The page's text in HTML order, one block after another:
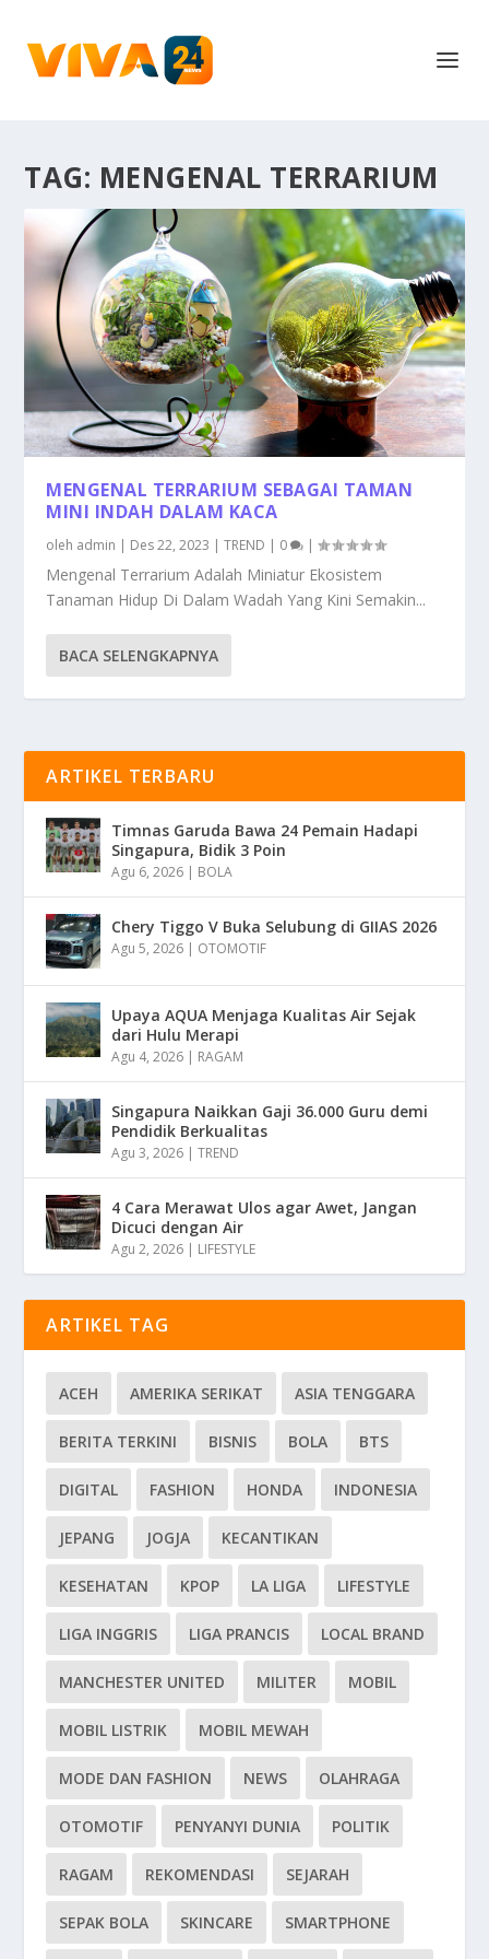
TAG: MENGENAL TERRARIUM
MENGENAL TERRARIUM SEBAGAI TAMAN
MINI INDAH DALAM KACA
oleh admin | Des 22, 2023 |TREND | 0 |
Mengenal Terrarium Adalah Miniatur Ekosistem
Tanaman Hidup Di Dalam Wadah Yang Kini Semakin...
BACA SELENGKAPNYA
ARTIKEL TERBARU
Timnas Garuda Bawa 24 Pemain Hadapi
Singapura, Bidik 3 Poin
Agu 6, 2026 | BOLA
Chery Tiggo V Buka Selubung di GIIAS 2026
Agu 5, 2026 | OTOMOTIF
Upaya AQUA Menjaga Kualitas Air Sejak
dari Hulu Merapi
Agu 4, 2026 | RAGAM
Singapura Naikkan Gaji 36.000 Guru demi
Pendidik Berkualitas
Agu 3, 2026 |TREND
4 Cara Merawat Ulos agar Awet, Jangan
Dicuci dengan Air
Agu 2, 2026 | LIFESTYLE
ARTIKEL TAG
ACEH AMERIKA SERIKAT ASIA TENGGARA
BERITA TERKINI BISNIS BOLA BTS
DIGITAL FASHION HONDA INDONESIA
JEPANG JOGJA KECANTIKAN
KESEHATAN KPOP LA LIGA LIFESTYLE
LIGA INGGRIS LIGA PRANCIS LOCAL BRAND
MANCHESTER UNITED MILITER MOBIL
MOBIL LISTRIK MOBIL MEWAH
MODE DAN FASHION NEWS OLAHRAGA
OTOMOTIF PENYANYI DUNIA POLITIK
RAGAM REKOMENDASI SEJARAH
SEPAK BOLA SKINCARE SMARTPHONE